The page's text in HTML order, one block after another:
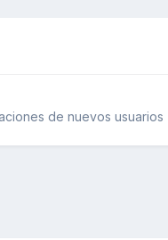
de nuevos usuarios